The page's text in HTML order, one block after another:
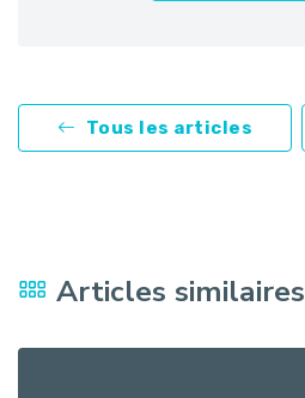
Tous les articles
Articles similaires